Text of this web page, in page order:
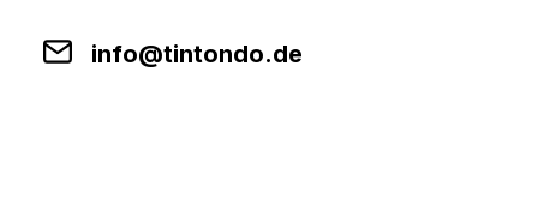
info@tintondo.de